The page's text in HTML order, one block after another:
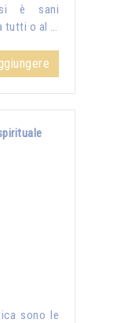
si è sani
tutti o al …
sono le